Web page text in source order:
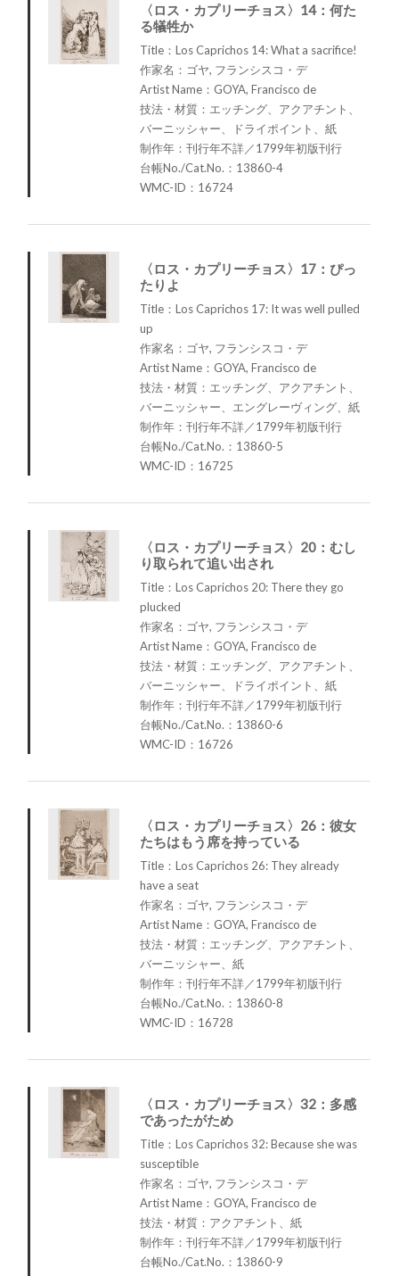
〈ロス・カプリーチョス〉14：何た
る犠牲か
Title：Los Caprichos 14: What a sacrifice!
作家名：ゴヤ, フランシスコ・デ
Artist Name：GOYA, Francisco de
技法・材質：エッチング、アクアチント、
バーニッシャー、ドライポイント、紙
制作年：刊行年不詳／1799年初版刊行
台帳No./Cat.No.：13860-4
WMC-ID：16724
〈ロス・カプリーチョス〉17：ぴっ
たりよ
Title：Los Caprichos 17: It was well pulled
up
作家名：ゴヤ, フランシスコ・デ
Artist Name：GOYA, Francisco de
技法・材質：エッチング、アクアチント、
バーニッシャー、エングレーヴィング、紙
制作年：刊行年不詳／1799年初版刊行
台帳No./Cat.No.：13860-5
WMC-ID：16725
〈ロス・カプリーチョス〉20：むし
り取られて追い出され
Title：Los Caprichos 20: There they go
plucked
作家名：ゴヤ, フランシスコ・デ
Artist Name：GOYA, Francisco de
技法・材質：エッチング、アクアチント、
バーニッシャー、ドライポイント、紙
制作年：刊行年不詳／1799年初版刊行
台帳No./Cat.No.：13860-6
WMC-ID：16726
〈ロス・カプリーチョス〉26：彼女
たちはもう席を持っている
Title：Los Caprichos 26: They already
have a seat
作家名：ゴヤ, フランシスコ・デ
Artist Name：GOYA, Francisco de
技法・材質：エッチング、アクアチント、
バーニッシャー、紙
制作年：刊行年不詳／1799年初版刊行
台帳No./Cat.No.：13860-8
WMC-ID：16728
〈ロス・カプリーチョス〉32：多感
であったがため
Title：Los Caprichos 32: Because she was
susceptible
作家名：ゴヤ, フランシスコ・デ
Artist Name：GOYA, Francisco de
技法・材質：アクアチント、紙
制作年：刊行年不詳／1799年初版刊行
台帳No./Cat.No.：13860-9